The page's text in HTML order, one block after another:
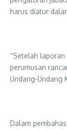
harus diatur
“Setelah
perumusan
Undang-Undang
Dalam